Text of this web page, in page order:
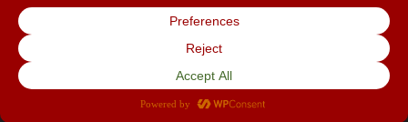
Yoder Bilingual Academy 桃園市私立有得雙語中小學
Powered byWP– Designed with theCustomizr theme